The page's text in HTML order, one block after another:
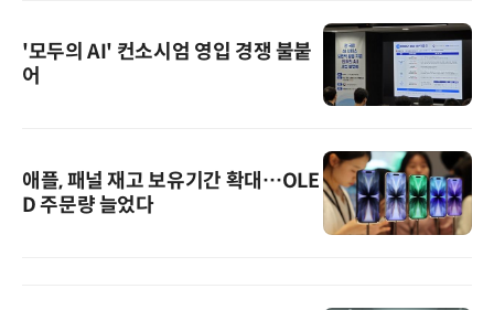
'모두의 AI' 컨소시엄 영입 경쟁 불붙
어
애플, 패널 재고 보유기간 확대…OLE
D 주문량 늘었다